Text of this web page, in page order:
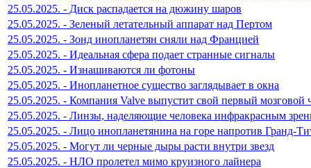
25.05.2025. - Диск распадается на дюжину шаров
25.05.2025. - Зеленый летательный аппарат над Пертом
25.05.2025. - Зонд инопланетян сняли над Францией
25.05.2025. - Идеальная сфера подает странные сигналы
25.05.2025. - Изнашиваются ли фотоны
25.05.2025. - Инопланетное существо заглядывает в окна
25.05.2025. - Компания Valve выпустит свой первый мозговой
25.05.2025. - Линзы, наделяющие человека инфракрасным
25.05.2025. - Лицо инопланетянина на горе напротив Гранд-
25.05.2025. - Могут ли черные дыры расти внутри звезд
25.05.2025. - НЛО пролетел мимо круизного лайнера